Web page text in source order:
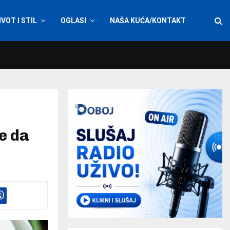
I STIL OGLASI NAŠA KUĆA/KONTAKT
da